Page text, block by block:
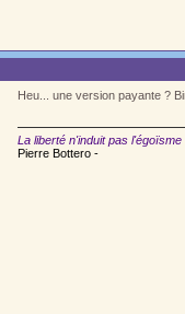
Heu... une version payante ?
La liberté n'induit pas
Pierre Bottero -